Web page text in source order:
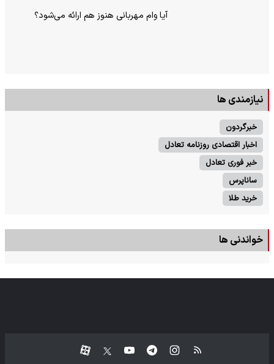
آیا وام مهربانی هنوز هم ارائه می‌شود؟
نیازمندی ها
خبرگردون
اخبار اقتصادی روزنامه تعادل
خبر فوری تعادل
ساناپرس
خرید طلا
خواندنی ها